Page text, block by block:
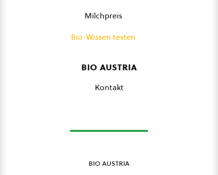
Milchpreis
Bio-Wissen testen
bio austria
Kontakt
bio austria